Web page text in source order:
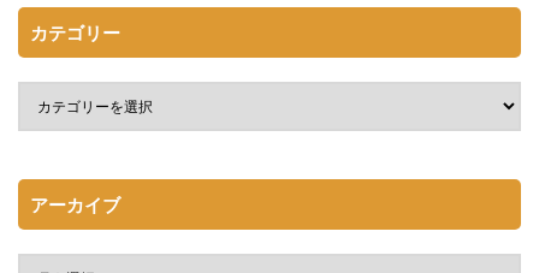
カテゴリー
アーカイブ